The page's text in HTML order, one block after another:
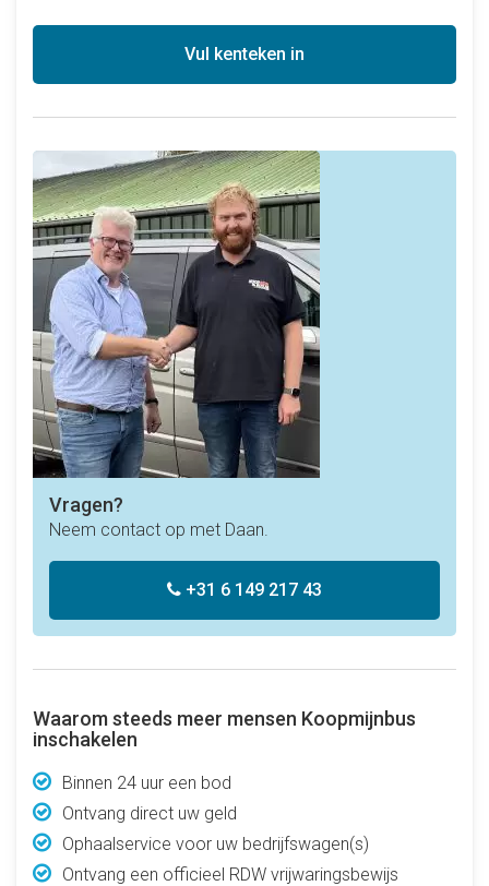
Vul kenteken in
Vragen?
Neem contact op met Daan.
+31 6 149 217 43
Waarom steeds meer mensen Koopmijnbus
inschakelen
Binnen 24 uur een bod
Ontvang direct uw geld
Ophaalservice voor uw bedrijfswagen(s)
Ontvang een officieel RDW vrijwaringsbewijs